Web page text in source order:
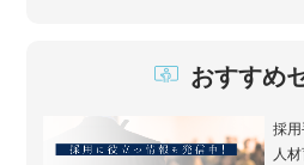
おすすめ
採用
人